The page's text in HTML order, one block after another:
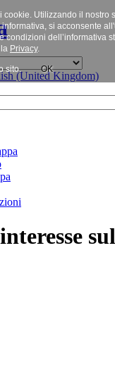
i cookie. Utilizzando il nostro
si acconsente
condizioni dell’informativa
Privacy.
sito. OK